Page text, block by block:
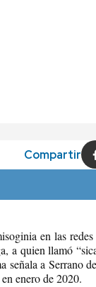
Compartir
en las
a quien llamó
a Serrano
enero de 2020.